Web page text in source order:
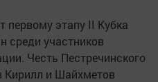
первому этапу II Кубка
среди участников
Честь Пестречинского
и Шайхметов